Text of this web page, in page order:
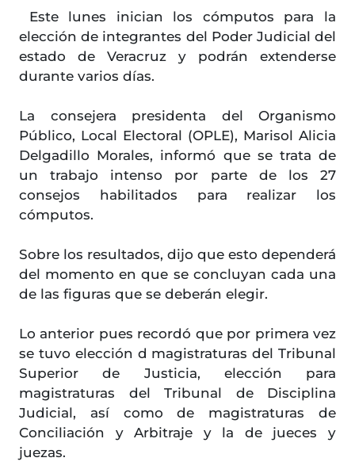
Este lunes inician los cómputos para la
elección de integrantes del Poder Judicial del
estado de Veracruz y podrán extenderse
durante varios días.
La consejera presidenta del Organismo
Público, Local Electoral (OPLE), Marisol Alicia
Delgadillo Morales, informó que se trata de
un trabajo intenso por parte de los 27
consejos habilitados para realizar los
cómputos.
Sobre los resultados, dijo que esto dependerá
del momento en que se concluyan cada una
de las figuras que se deberán elegir.
Lo anterior pues recordó que por primera vez
se tuvo elección d magistraturas del Tribunal
Superior de Justicia, elección para
magistraturas del Tribunal de Disciplina
Judicial, así como de magistraturas de
Conciliación y Arbitraje y la de jueces y
juezas.